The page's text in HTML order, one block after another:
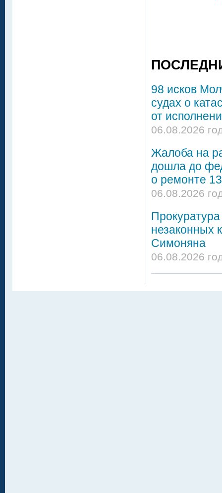
98 исков
судах о
от
06.08.2026
Жалоба на
дошла до
о ремонте
06.08.2026
незаконных
Симоняна
06.08.2026